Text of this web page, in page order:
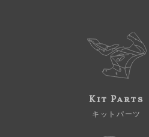
Kit Parts
キットパーツ